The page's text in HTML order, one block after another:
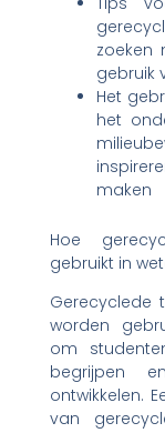
zoeken
gebruik
Het
het
maken
Hoe
gebruikt in
Gerecyclede
worden
om
begrijpen
ontwikkelen.
van